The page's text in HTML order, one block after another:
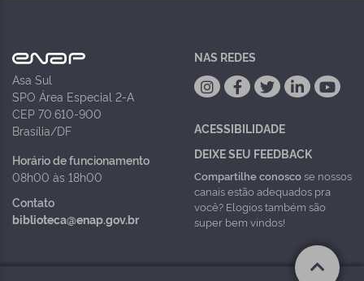
Asa Sul
SPO Área Especial 2-A
CEP 70.610-900
Brasília/DF
Horário de funcionamento
08h00 às 18h00
Contato
biblioteca@enap.gov.br
NAS REDES
ACESSIBILIDADE
DEIXE SEU FEEDBACK
Compartilhe conoscose nossos
canais estão adequados pra
você? Elogios também são
super bem vindos!